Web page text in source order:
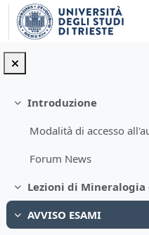
Vai al contenuto principale
Minimizza
Introduzione
Forum News
Minimizza
Minimizza
AVVISO ESAMI